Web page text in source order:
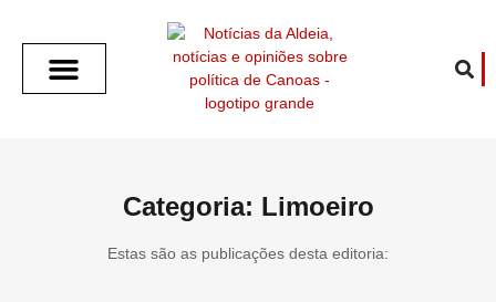
Categoria: Limoeiro
Estas são as publicações desta editoria: